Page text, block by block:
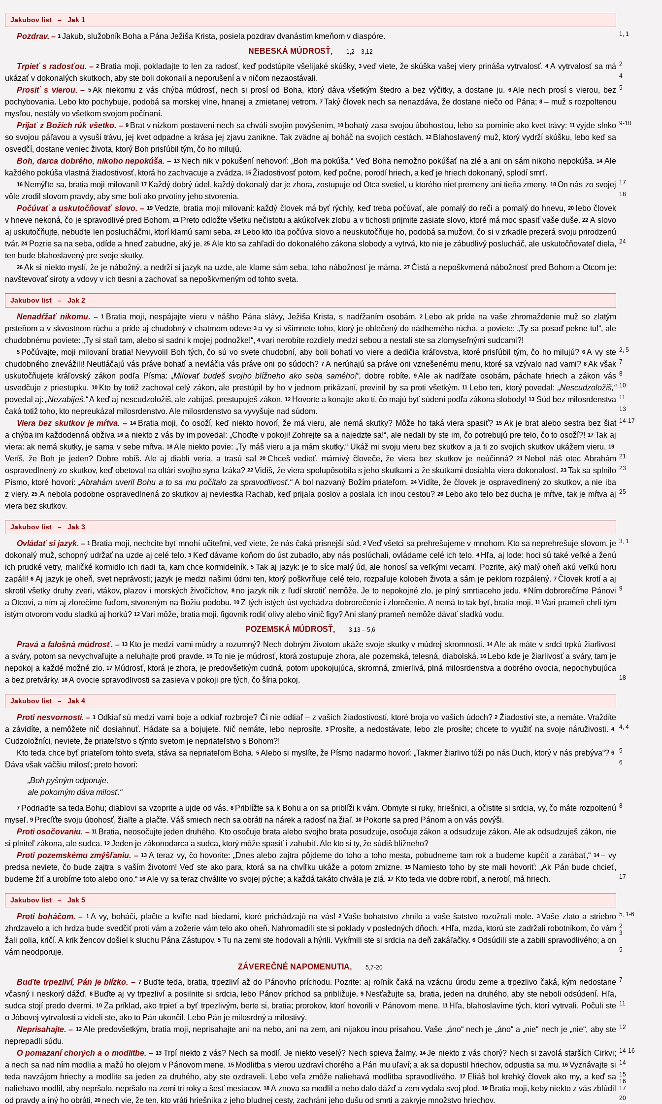
Jakubov list – Jak 1
Pozdrav. – 1 1, 1
Jakub, služobník Boha a Pána Ježiša Krista, posiela pozdrav dvanástim kmeňom v diaspóre.
NEBESKÁ MÚDROSŤ,
1,2 – 3,12
Trpieť s radosťou. –2 2
Bratia moji, pokladajte to len za radosť, keď podstúpite všelijaké skúšky, 3 veď viete, že skúška vašej viery prináša vytrvalosť. 4
4
A vytrvalosť sa má
ukázať v dokonalých skutkoch, aby ste boli dokonalí a neporušení a v ničom nezaostávali.
Prosiť s vierou. –5 5
Ak niekomu z vás chýba múdrosť, nech si prosí od Boha, ktorý dáva všetkým štedro a bez výčitky, a dostane ju. 6 Ale nech prosí s vierou, bez
pochybovania. Lebo kto pochybuje, podobá sa morskej vlne, hnanej a zmietanej vetrom. 7 Taký človek nech sa nenazdáva, že dostane niečo od Pána; 8 – muž s rozpoltenou
mysľou, nestály vo všetkom svojom počínaní.
Prijať z Božích rúk všetko. – 9 9-10
Brat v nízkom postavení nech sa chváli svojím povýšením, 10 bohatý zasa svojou úbohosťou, lebo sa pominie ako kvet trávy: 11 vyjde slnko
so svojou páľavou a vysuší trávu, jej kvet odpadne a krása jej zjavu zanikne. Tak zvädne aj boháč na svojich cestách. 12 Blahoslavený muž, ktorý vydrží skúšku, lebo keď sa
osvedčí, dostane veniec života, ktorý Boh prisľúbil tým, čo ho milujú.
Boh, darca dobrého, nikoho nepokúša. –13 Nech nik v pokušení nehovorí: „Boh ma pokúša.“ Veď Boha nemožno pokúšať na zlé a ani on sám nikoho nepokúša. 14 Ale
každého pokúša vlastná žiadostivosť, ktorá ho zachvacuje a zvádza. 15 Žiadostivosť potom, keď počne, porodí hriech, a keď je hriech dokonaný, splodí smrť.
16 Nemýľte sa, bratia moji milovaní! 17 17
Každý dobrý údel, každý dokonalý dar je zhora, zostupuje od Otca svetiel, u ktorého niet premeny ani tieňa zmeny. 18
18
On nás zo svojej
vôle zrodil slovom pravdy, aby sme boli ako prvotiny jeho stvorenia.
Počúvať a uskutočňovať slovo. –19 Vedzte, bratia moji milovaní: každý človek má byť rýchly, keď treba počúvať, ale pomalý do reči a pomalý do hnevu, 20
lebo človek
v hneve nekoná, čo je spravodlivé pred Bohom. 21 Preto odložte všetku nečistotu a akúkoľvek zlobu a v tichosti prijmite zasiate slovo, ktoré má moc spasiť vaše duše. 22 A slovo
aj uskutočňujte, nebuďte len poslucháčmi, ktorí klamú sami seba. 23 Lebo kto iba počúva slovo a neuskutočňuje ho, podobá sa mužovi, čo si v zrkadle prezerá svoju prirodzenú
tvár. 24 24
Pozrie sa na seba, odíde a hneď zabudne, aký je. 25 Ale kto sa zahľadí do dokonalého zákona slobody a vytrvá, kto nie je zábudlivý poslucháč, ale uskutočňovateľ diela,
ten bude blahoslavený pre svoje skutky.
26 Ak si niekto myslí, že je nábožný, a nedrží si jazyk na uzde, ale klame sám seba, toho nábožnosť je márna. 27 Čistá a nepoškvrnená nábožnosť pred Bohom a Otcom je:
navštevovať siroty a vdovy v ich tiesni a zachovať sa nepoškvrneným od tohto sveta.
Jakubov list – Jak 2
Nenadŕžať nikomu. –1 Bratia moji, nespájajte vieru v nášho Pána slávy, Ježiša Krista, s nadŕžaním osobám. 2 Lebo ak príde na vaše zhromaždenie muž so zlatým
prsteňom a v skvostnom rúchu a príde aj chudobný v chatrnom odeve 3 a vy si všimnete toho, ktorý je oblečený do nádherného rúcha, a poviete: „Ty sa posaď pekne tu!“, ale
chudobnému poviete: „Ty si staň tam, alebo si sadni k mojej podnožke!“, 4 vari nerobíte rozdiely medzi sebou a nestali ste sa zlomyseľnými sudcami?!
5 2, 5
Počúvajte, moji milovaní bratia! Nevyvolil Boh tých, čo sú vo svete chudobní, aby boli bohatí vo viere a dedičia kráľovstva, ktoré prisľúbil tým, čo ho milujú? 6 A vy ste
chudobného znevážili! Neutláčajú vás práve bohatí a nevláčia vás práve oni po súdoch? 7 7
A nerúhajú sa práve oni vznešenému menu, ktoré sa vzývalo nad vami? 8
8
Ak však
uskutočňujete kráľovský zákon podľa Písma:„Milovať budeš svojho blížneho ako seba samého!“, dobre robíte. 9 Ale ak nadŕžate osobám, páchate hriech a zákon vás
usvedčuje z priestupku. 10 10
Kto by totiž zachoval celý zákon, ale prestúpil by ho v jednom prikázaní, previnil by sa proti všetkým. 11
11
Lebo ten, ktorý povedal: „Nescudzoložíš,“
povedal aj:„Nezabiješ.“A keď aj nescudzoložíš, ale zabíjaš, prestupuješ zákon. 12 Hovorte a konajte ako tí, čo majú byť súdení podľa zákona slobody! 13
13
Súd bez milosrdenstva
čaká totiž toho, kto nepreukázal milosrdenstvo. Ale milosrdenstvo sa vyvyšuje nad súdom.
Viera bez skutkov je mŕtva. –14 14-17
Bratia moji, čo osoží, keď niekto hovorí, že má vieru, ale nemá skutky? Môže ho taká viera spasiť? 15 Ak je brat alebo sestra bez šiat
a chýba im každodenná obživa 16 a niekto z vás by im povedal: „Choďte v pokoji! Zohrejte sa a najedzte sa!“, ale nedali by ste im, čo potrebujú pre telo, čo to osoží?! 17 Tak aj
viera: ak nemá skutky, je sama v sebe mŕtva. 18 Ale niekto povie: „Ty máš vieru a ja mám skutky.“ Ukáž mi svoju vieru bez skutkov a ja ti zo svojich skutkov ukážem vieru. 19
Veríš, že Boh je jeden? Dobre robíš. Ale aj diabli veria, a trasú sa! 20 Chceš vedieť, márnivý človeče, že viera bez skutkov je neúčinná? 21 21
Nebol náš otec Abrahám
ospravedlnený zo skutkov, keď obetoval na oltári svojho syna Izáka? 22 Vidíš, že viera spolupôsobila s jeho skutkami a že skutkami dosiahla viera dokonalosť. 23 23
Tak sa splnilo
Písmo, ktoré hovorí:„Abrahám uveril Bohu a to sa mu počítalo za spravodlivosť.“A bol nazvaný Božím priateľom. 24 Vidíte, že človek je ospravedlnený zo skutkov, a nie iba
z viery. 25 25
A nebola podobne ospravedlnená zo skutkov aj neviestka Rachab, keď prijala poslov a poslala ich inou cestou? 26 Lebo ako telo bez ducha je mŕtve, tak je mŕtva aj
viera bez skutkov.
Jakubov list – Jak 3
Ovládať si jazyk. –1 3, 1
Bratia moji, nechcite byť mnohí učiteľmi, veď viete, že nás čaká prísnejší súd. 2 Veď všetci sa prehrešujeme v mnohom. Kto sa neprehrešuje slovom, je
dokonalý muž, schopný udržať na uzde aj celé telo. 3 Keď dávame koňom do úst zubadlo, aby nás poslúchali, ovládame celé ich telo. 4 Hľa, aj lode: hoci sú také veľké a ženú
ich prudké vetry, maličké kormidlo ich riadi ta, kam chce kormidelník. 5 Tak aj jazyk: je to síce malý úd, ale honosí sa veľkými vecami. Pozrite, aký malý oheň akú veľkú horu
zapáli! 6 Aj jazyk je oheň, svet neprávosti; jazyk je medzi našimi údmi ten, ktorý poškvrňuje celé telo, rozpaľuje kolobeh života a sám je peklom rozpálený. 7 Človek krotí a aj
skrotil všetky druhy zveri, vtákov, plazov i morských živočíchov, 8 no jazyk nik z ľudí skrotiť nemôže. Je to nepokojné zlo, je plný smrtiaceho jedu. 9 9
Ním dobrorečíme Pánovi
a Otcovi, a ním aj zlorečíme ľuďom, stvoreným na Božiu podobu. 10 Z tých istých úst vychádza dobrorečenie i zlorečenie. A nemá to tak byť, bratia moji. 11 Vari prameň chrlí tým
istým otvorom vodu sladkú aj horkú? 12 Vari môže, bratia moji, figovník rodiť olivy alebo vinič figy? Ani slaný prameň nemôže dávať sladkú vodu.
POZEMSKÁ MÚDROSŤ,
3,13 – 5,6
Pravá a falošná múdrosť. –13 Kto je medzi vami múdry a rozumný? Nech dobrým životom ukáže svoje skutky v múdrej skromnosti. 14 Ale ak máte v srdci trpkú žiarlivosť
a sváry, potom sa nevychvaľujte a neluhajte proti pravde. 15 To nie je múdrosť, ktorá zostupuje zhora, ale pozemská, telesná, diabolská. 16 Lebo kde je žiarlivosť a sváry, tam je
nepokoj a každé možné zlo. 17 Múdrosť, ktorá je zhora, je predovšetkým cudná, potom upokojujúca, skromná, zmierlivá, plná milosrdenstva a dobrého ovocia, nepochybujúca
a bez pretvárky. 18 18
A ovocie spravodlivosti sa zasieva v pokoji pre tých, čo šíria pokoj.
Jakubov list – Jak 4
Proti nesvornosti. –1 Odkiaľ sú medzi vami boje a odkiaľ rozbroje? Či nie odtiaľ – z vašich žiadostivostí, ktoré broja vo vašich údoch? 2 Žiadostiví ste, a nemáte. Vraždíte
a závidíte, a nemôžete nič dosiahnuť. Hádate sa a bojujete. Nič nemáte, lebo neprosíte. 3 Prosíte, a nedostávate, lebo zle prosíte; chcete to využiť na svoje náruživosti. 4 4, 4
Cudzoložníci, neviete, že priateľstvo s týmto svetom je nepriateľstvo s Bohom?!
Kto teda chce byť priateľom tohto sveta, stáva sa nepriateľom Boha. 5 5
Alebo si myslíte, že Písmo nadarmo hovorí: „Takmer žiarlivo túži po nás Duch, ktorý v nás prebýva“? 6
6
Dáva však väčšiu milosť; preto hovorí:
„Boh pyšným odporuje,
ale pokorným dáva milosť.“
7 Podriaďte sa teda Bohu; diablovi sa vzoprite a ujde od vás. 8 8
Priblížte sa k Bohu a on sa priblíži k vám. Obmyte si ruky, hriešnici, a očistite si srdcia, vy, čo máte rozpoltenú
myseľ. 9 Precíťte svoju úbohosť, žiaľte a plačte. Váš smiech nech sa obráti na nárek a radosť na žiaľ. 10 Pokorte sa pred Pánom a on vás povýši.
Proti osočovaniu. – 11 Bratia, neosočujte jeden druhého. Kto osočuje brata alebo svojho brata posudzuje, osočuje zákon a odsudzuje zákon. Ale ak odsudzuješ zákon, nie
si plniteľ zákona, ale sudca. 12 Jeden je zákonodarca a sudca, ktorý môže spasiť i zahubiť. Ale kto si ty, že súdiš blížneho?
Proti pozemskému zmýšľaniu. –13 A teraz vy, čo hovoríte: „Dnes alebo zajtra pôjdeme do toho a toho mesta, pobudneme tam rok a budeme kupčiť a zarábať,“ 14 – vy
predsa neviete, čo bude zajtra s vaším životom! Veď ste ako para, ktorá sa na chvíľku ukáže a potom zmizne.
15 Namiesto toho by ste mali hovoriť: „Ak Pán bude chcieť,
budeme žiť a urobíme toto alebo ono.“ 16 Ale vy sa teraz chválite vo svojej pýche; a každá takáto chvála je zlá. 17 17
Kto teda vie dobre robiť, a nerobí, má hriech.
Jakubov list – Jak 5
Proti boháčom. – 1 5, 1-6
A vy, boháči, plačte a kvíľte nad biedami, ktoré prichádzajú na vás! 2
2
Vaše bohatstvo zhnilo a vaše šatstvo rozožrali mole. 3
3
Vaše zlato a striebro
zhrdzavelo a ich hrdza bude svedčiť proti vám a zožerie vám telo ako oheň. Nahromadili ste si poklady v posledných dňoch. 4 Hľa, mzda, ktorú ste zadržali robotníkom, čo vám
žali polia, kričí. A krik žencov došiel k sluchu Pána Zástupov. 5
5
Tu na zemi ste hodovali a hýrili. Vykŕmili ste si srdcia na deň zakáľačky. 6 Odsúdili ste a zabili spravodlivého; a on
vám neodporuje.
ZÁVEREČNÉ NAPOMENUTIA,
5,7-20
Buďte trpezliví, Pán je blízko. –7 7
Buďte teda, bratia, trpezliví až do Pánovho príchodu. Pozrite: aj roľník čaká na vzácnu úrodu zeme a trpezlivo čaká, kým nedostane
včasný i neskorý dážď. 8 Buďte aj vy trpezliví a posilnite si srdcia, lebo Pánov príchod sa približuje. 9 Nesťažujte sa, bratia, jeden na druhého, aby ste neboli odsúdení. Hľa,
sudca stojí predo dvermi. 10 Za príklad, ako trpieť a byť trpezlivým, berte si, bratia; prorokov, ktorí hovorili v Pánovom mene. 11 11
Hľa, blahoslavíme tých, ktorí vytrvali. Počuli ste
o Jóbovej vytrvalosti a videli ste, ako to Pán ukončil. Lebo Pán je milosrdný a milostivý.
Neprisahajte. – 12 12
Ale predovšetkým, bratia moji, neprisahajte ani na nebo, ani na zem, ani nijakou inou prísahou. Vaše „áno“ nech je „áno“ a „nie“ nech je „nie“, aby ste
neprepadli súdu.
O pomazaní chorých a o modlitbe. –13 Trpí niekto z vás? Nech sa modlí. Je niekto veselý? Nech spieva žalmy. 14
14-16
14
Je niekto z vás chorý? Nech si zavolá starších Cirkvi;
a nech sa nad ním modlia a mažú ho olejom v Pánovom mene. 15
15
Modlitba s vierou uzdraví chorého a Pán mu uľaví; a ak sa dopustil hriechov, odpustia sa mu. 16
16
Vyznávajte si
teda navzájom hriechy a modlite sa jeden za druhého, aby ste ozdraveli. Lebo veľa zmôže naliehavá modlitba spravodlivého.
17
17
Eliáš bol krehký človek ako my, a keď sa
naliehavo modlil, aby nepršalo, nepršalo na zemi tri roky a šesť mesiacov. 18 A znova sa modlil a nebo dalo dážď a zem vydala svoj plod. 19 Bratia moji, keby niekto z vás zblúdil
od pravdy a iný ho obráti, 20 20
nech vie, že ten, kto vráti hriešnika z jeho bludnej cesty, zachráni jeho dušu od smrti a zakryje množstvo hriechov.